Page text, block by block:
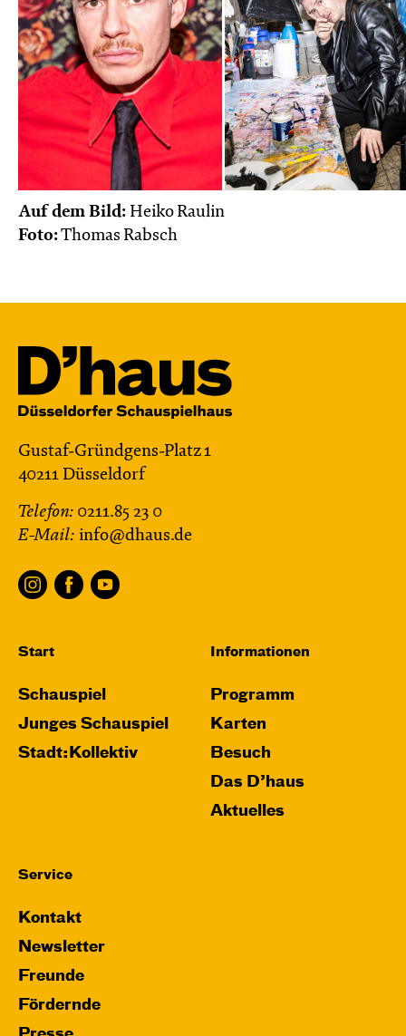
Auf dem Bild: Heiko Raulin
Foto:Thomas Rabsch
Gustaf-Gründgens-Platz 1
40211 Düsseldorf
Telefon: 0211.85 23 0
E-Mail: info@dhaus.de
Start
Schauspiel
Junges Schauspiel
Stadt:Kollektiv
Informationen
Programm
Karten
Besuch
Das D’haus
Aktuelles
Service
Kontakt
Newsletter
Freunde
Fördernde